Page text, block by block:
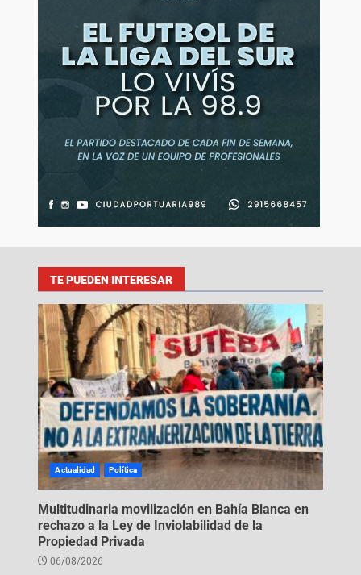
TE PUEDEN INTERESAR
Actualidad Política
Multitudinaria movilización en Bahía Blanca en
rechazo a la Ley de Inviolabilidad de la
Propiedad Privada
06/08/2026